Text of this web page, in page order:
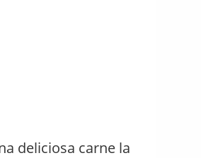
deliciosa carne la